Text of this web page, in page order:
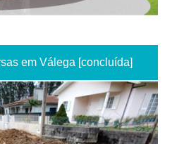
em Válega [concluída]